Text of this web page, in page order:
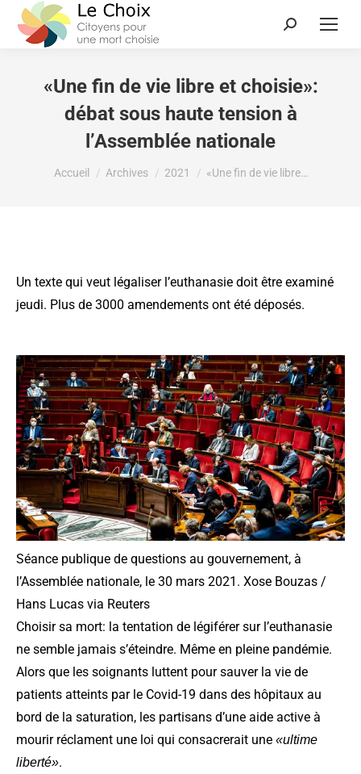
«Une fin de vie libre et choisie»:
débat sous haute tension à
l’Assemblée nationale
Vous êtes ici :
Accueil Archives 2021 «Une fin de vie libre…
Un texte qui veut légaliser l’euthanasie doit être examiné
jeudi. Plus de 3000 amendements ont été déposés.
Séance publique de questions au gouvernement, à
l’Assemblée nationale, le 30 mars 2021. Xose Bouzas /
Hans Lucas via Reuters
Choisir sa mort: la tentation de légiférer sur l’euthanasie
ne semble jamais s’éteindre. Même en pleine pandémie.
Alors que les soignants luttent pour sauver la vie de
patients atteints par le Covid-19 dans des hôpitaux au
bord de la saturation, les partisans d’une aide active à
mourir réclament une loi qui consacrerait une «ultime
liberté».